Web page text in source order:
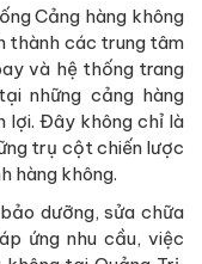
Cảng hàng không
thành các trung tâm
và hệ thống trang
những cảng hàng
lợi. Đây không chỉ là
trụ cột chiến lược
hàng không.
dưỡng, sửa chữa
ứng nhu cầu, việc